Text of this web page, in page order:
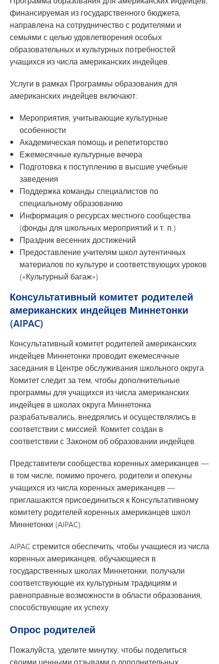
финансируемая из государственного бюджета,
направлена на сотрудничество с родителями и
семьями с целью удовлетворения особых
образовательных и культурных потребностей
учащихся из числа американских индейцев.
Услуги в рамках Программы образования для
американских индейцев включают:
Мероприятия, учитывающие культурные
особенности
Академическая помощь и репетиторство
Ежемесячные культурные вечера
Подготовка к поступлению в высшие учебные
заведения
Поддержка команды специалистов по
специальному образованию
Информация о ресурсах местного сообщества
(фонды для школьных мероприятий и т. п.)
Праздник весенних достижений
Предоставление учителям школ аутентичных
материалов по культуре и соответствующих уроков
(«Культурный багаж»)
Консультативный комитет родителей
американских индейцев Миннетонки
(AIPAC)
Консультативный комитет родителей американских
индейцев Миннетонки проводит ежемесячные
заседания в Центре обслуживания школьного округа.
Комитет следит за тем, чтобы дополнительные
программы для учащихся из числа американских
индейцев в школах округа Миннетонка
разрабатывались, внедрялись и осуществлялись в
соответствии с миссией. Комитет создан в
соответствии с Законом об образовании индейцев.
Представители сообщества коренных американцев —
в том числе, помимо прочего, родители и опекуны
учащихся из числа коренных американцев —
приглашаются присоединиться к Консультативному
комитету родителей коренных американцев школ
Миннетонки (AIPAC).
AIPAC стремится обеспечить, чтобы учащиеся из числа
коренных американцев, обучающиеся в
государственных школах Миннетонки, получали
соответствующие их культурным традициям и
равноправные возможности в области образования,
способствующие их успеху.
Опрос родителей
Пожалуйста, уделите минутку, чтобы поделиться